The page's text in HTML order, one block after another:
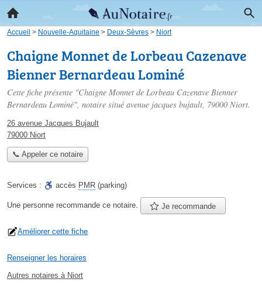
Accueil > Nouvelle-Aquitaine > Deux-Sèvres > Niort
Chaigne Monnet de Lorbeau Cazenave
Bienner Bernardeau Lominé
Cette fiche présente "Chaigne Monnet de Lorbeau Cazenave Bienner
Bernardeau Lominé", notaire situé avenue jacques bujault, 79000 Niort.
26 avenue Jacques Bujault
79000 Niort
📞 Appeler ce notaire
Services : accès PMR (parking)
Une personne recommande ce notaire. Je recommande
Améliorer cette fiche
Renseigner les horaires
Autres notaires à Niort